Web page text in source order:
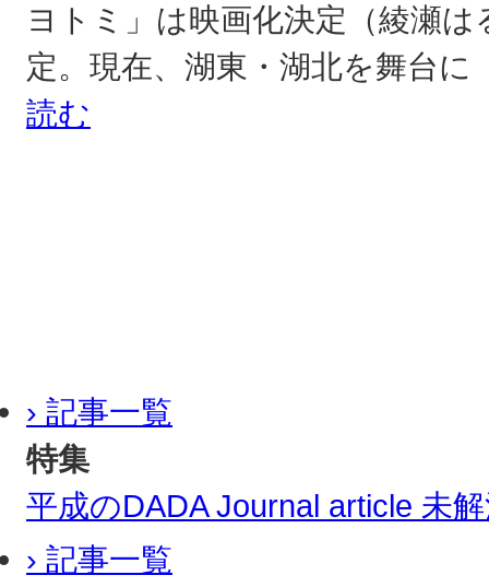
ヨトミ」は映画化決定（綾瀬
定。現在、湖東・湖北を舞台
読む
› 記事一覧
特集
平成のDADA Journal article 未
› 記事一覧